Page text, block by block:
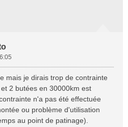
mais je dirais trop de contrainte
2 butées en 30000km est
n'a pas été effectuée
ou problème d'utilisation
au point de patinage).